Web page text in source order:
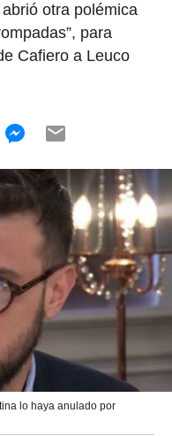
otra polémica
para
Cafiero a Leuco
lo haya anulado por